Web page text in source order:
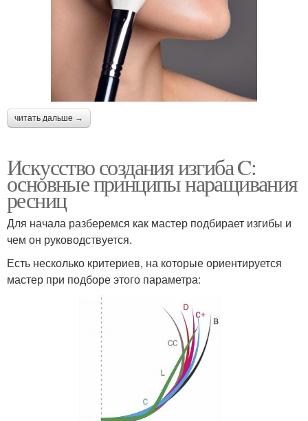
читать дальше →
Искусство создания изгиба C:
основные принципы наращивания
ресниц
Для начала разберемся как мастер подбирает изгибы и
чем он руководствуется.
Есть несколько критериев, на которые ориентируется
мастер при подборе этого параметра: